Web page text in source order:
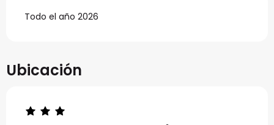
Todo el año 2026
Ubicación